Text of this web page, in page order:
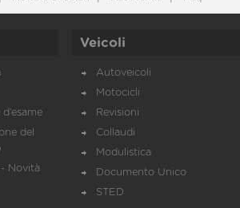
del
Novità
Veicoli
Autoveicoli
Motocicli
Revisioni
Collaudi
Modulistica
Documento Unico
STED